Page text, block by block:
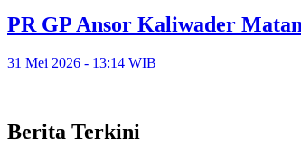
PR GP Ansor Kaliwader
31 Mei 2026 - 13:14 WIB
Berita Terkini